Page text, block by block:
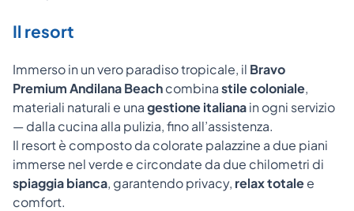
Il resort
Immerso in un vero paradiso tropicale, il Bravo
Premium Andilana Beachcombinastile coloniale,
materiali naturali e unagestione italianain ogni servizio
— dalla cucina alla pulizia, fino all’assistenza.
Il resort è composto da colorate palazzine a due piani
immerse nel verde e circondate da due chilometri di
spiaggia bianca, garantendo privacy, relax totalee
comfort.